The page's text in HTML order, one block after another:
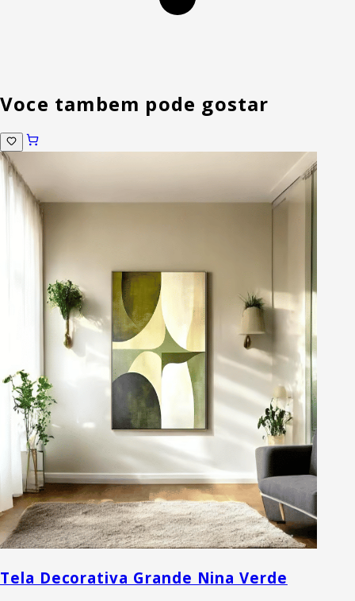
Voce tambem pode gostar
Tela Decorativa Grande Nina Verde